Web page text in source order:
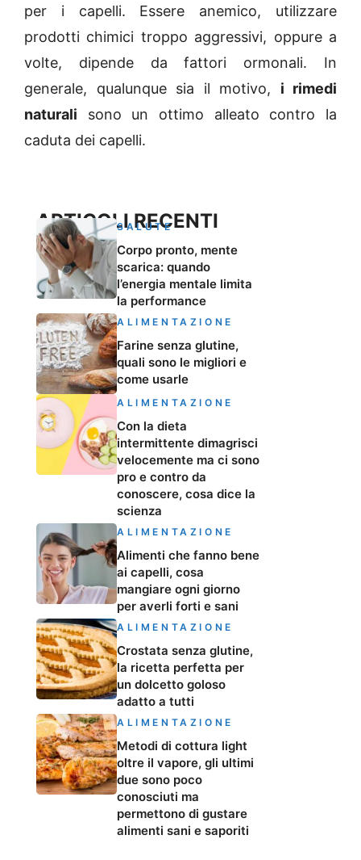
per i capelli. Essere anemico, utilizzare
prodotti chimici troppo aggressivi, oppure a
volte, dipende da fattori ormonali. In
generale, qualunque sia il motivo, i rimedi
naturali sono un ottimo alleato contro la
caduta dei capelli.
ARTICOLI RECENTI
SALUTE
Corpo pronto, mente
scarica: quando
l’energia mentale limita
la performance
ALIMENTAZIONE
Farine senza glutine,
quali sono le migliori e
come usarle
ALIMENTAZIONE
Con la dieta
intermittente dimagrisci
velocemente ma ci sono
pro e contro da
conoscere, cosa dice la
scienza
ALIMENTAZIONE
Alimenti che fanno bene
ai capelli, cosa
mangiare ogni giorno
per averli forti e sani
ALIMENTAZIONE
Crostata senza glutine,
la ricetta perfetta per
un dolcetto goloso
adatto a tutti
ALIMENTAZIONE
Metodi di cottura light
oltre il vapore, gli ultimi
due sono poco
conosciuti ma
permettono di gustare
alimenti sani e saporiti